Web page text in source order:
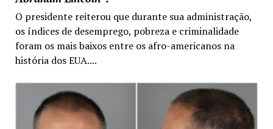
O presidente reiterou que durante sua administração,
os índices de desemprego, pobreza e criminalidade
foram os mais baixos entre os afro-americanos na
história dos EUA....